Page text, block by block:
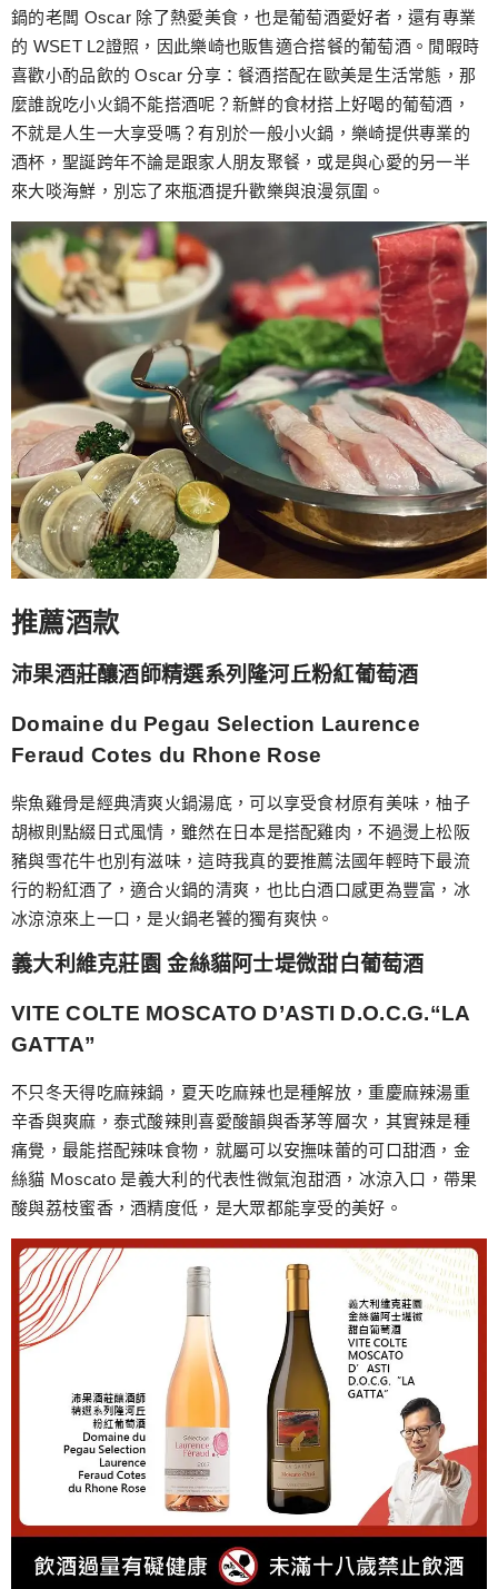
鍋的老闆 Oscar 除了熱愛美食，也是葡萄酒愛好者，還有專業
的 WSET L2證照，因此樂崎也販售適合搭餐的葡萄酒。閒暇時
喜歡小酌品飲的 Oscar 分享：餐酒搭配在歐美是生活常態，那
麼誰說吃小火鍋不能搭酒呢？新鮮的食材搭上好喝的葡萄酒，
不就是人生一大享受嗎？有別於一般小火鍋，樂崎提供專業的
酒杯，聖誕跨年不論是跟家人朋友聚餐，或是與心愛的另一半
來大啖海鮮，別忘了來瓶酒提升歡樂與浪漫氛圍。
推薦酒款
沛果酒莊釀酒師精選系列隆河丘粉紅葡萄酒
Domaine du Pegau Selection Laurence
Feraud Cotes du Rhone Rose
柴魚雞骨是經典清爽火鍋湯底，可以享受食材原有美味，柚子
胡椒則點綴日式風情，雖然在日本是搭配雞肉，不過燙上松阪
豬與雪花牛也別有滋味，這時我真的要推薦法國年輕時下最流
行的粉紅酒了，適合火鍋的清爽，也比白酒口感更為豐富，冰
冰涼涼來上一口，是火鍋老饕的獨有爽快。
義大利維克莊園 金絲貓阿士堤微甜白葡萄酒
VITE COLTE MOSCATO D’ASTI D.O.C.G.“LA
GATTA”
不只冬天得吃麻辣鍋，夏天吃麻辣也是種解放，重慶麻辣湯重
辛香與爽麻，泰式酸辣則喜愛酸韻與香茅等層次，其實辣是種
痛覺，最能搭配辣味食物，就屬可以安撫味蕾的可口甜酒，金
絲貓 Moscato 是義大利的代表性微氣泡甜酒，冰涼入口，帶果
酸與荔枝蜜香，酒精度低，是大眾都能享受的美好。